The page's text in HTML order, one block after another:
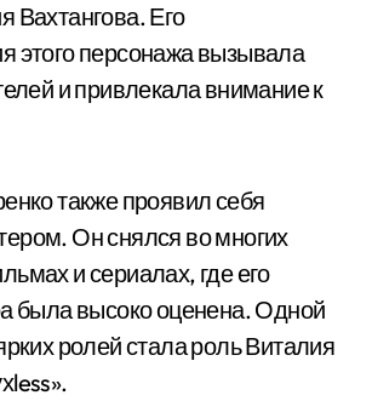
Вахтангова. Его
этого персонажа вызывала
и привлекала внимание к
также проявил себя
Он снялся во многих
и сериалах, где его
была высоко оценена. Одной
ролей стала роль Виталия